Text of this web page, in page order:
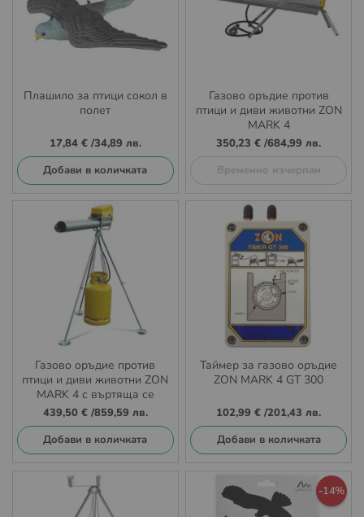
Плашило за птици сокол в
полет
17,84 €/34,89 лв.
Добави в количката
Газово оръдие против
птици и диви животни ZON
MARK 4
350,23 € /684,99 лв.
Временно изчерпан
Газово оръдие против
птици и диви животни ZON
MARK 4 с въртяща се
стойка
439,50 €/859,59 лв.
Добави в количката
Таймер за газово оръдие
ZON MARK 4 GT 300
102,99 € /201,43 лв.
Добави в количката
-14%